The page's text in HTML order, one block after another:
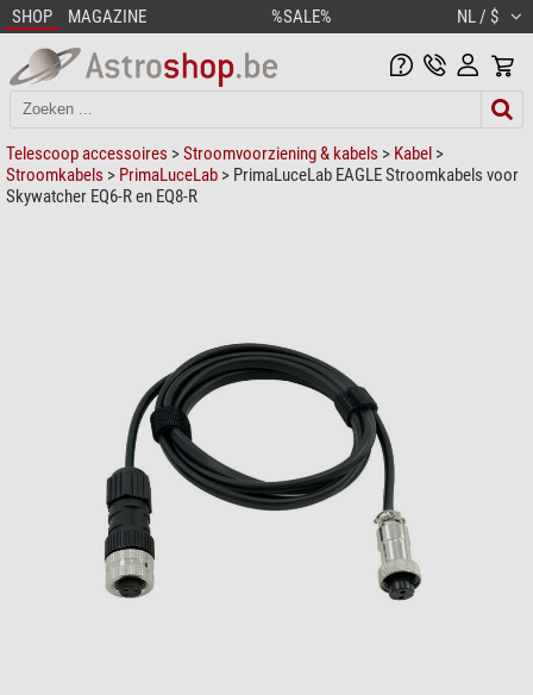
SHOP MAGAZINE %SALE% NL / $
Telescoop accessoires >Stroomvoorziening & kabels > Kabel >
Stroomkabels > PrimaLuceLab > PrimaLuceLab EAGLE Stroomkabels voor
Skywatcher EQ6-R en EQ8-R